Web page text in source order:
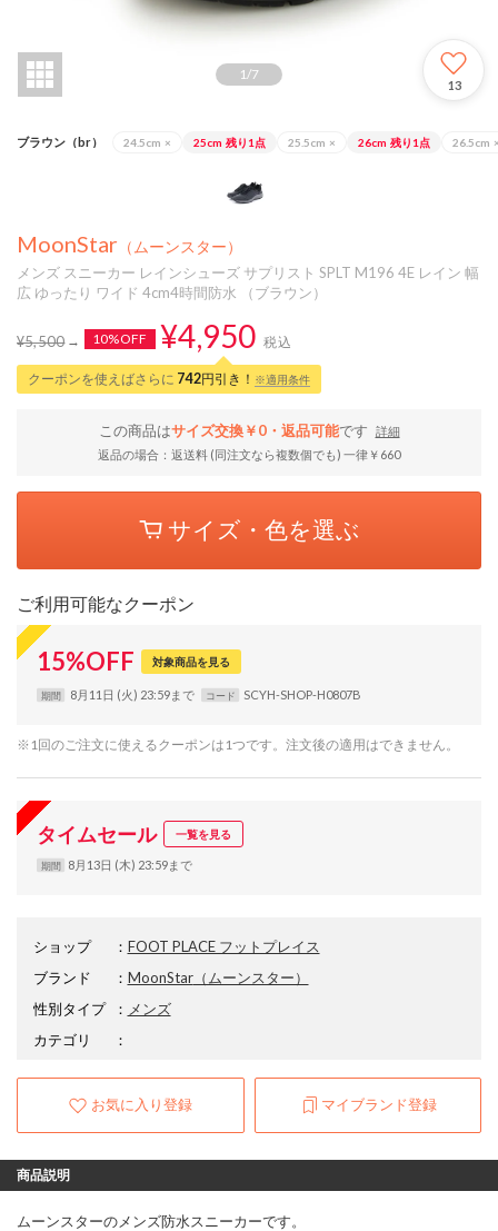
1 /7
13
ブラウン（br） 24.5cm × 25cm 残り1点 25.5cm × 26cm 残り1点 26.5cm
MoonStar （ムーンスター）
メンズ スニーカー レインシューズ サプリスト SPLT M196 4E レイン 幅
広 ゆったり ワイド 4cm4時間防水 （ブラウン）
¥5,500 10%OFF ¥4,950 税込
クーポンを使えばさらに 742円引き！ ※適用条件
この商品はサイズ交換￥0・返品可能です
詳細
返品の場合：返送料 (同注文なら複数個でも) 一律￥660
サイズ・色を選ぶ
ご利用可能なクーポン
15%OFF 対象商品を見る
期間 8月11日 (火) 23:59まで コード SCYH-SHOP-H0807B
※1回のご注文に使えるクーポンは1つです。注文後の適用はできません。
タイムセール 一覧を見る
期間 8月13日 (木) 23:59まで
ショップ ： FOOT PLACE フットプレイス
ブランド
： MoonStar（ムーンスター）
性別タイプ
： メンズ
カテゴリ
：
お気に入り登録 マイブランド登録
商品説明
ムーンスターのメンズ防水スニーカーです。